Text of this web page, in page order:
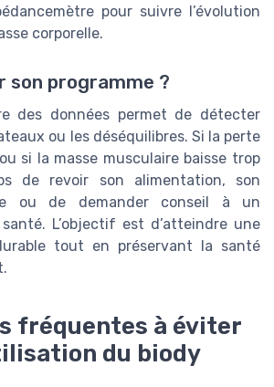
pour suivre l’évolution
corporelle.
son programme ?
des données permet de détecter
ou les déséquilibres. Si la perte
si la masse musculaire baisse trop
de revoir son alimentation, son
ou de demander conseil à un
L’objectif est d’atteindre une
tout en préservant la santé
fréquentes à éviter
du biody